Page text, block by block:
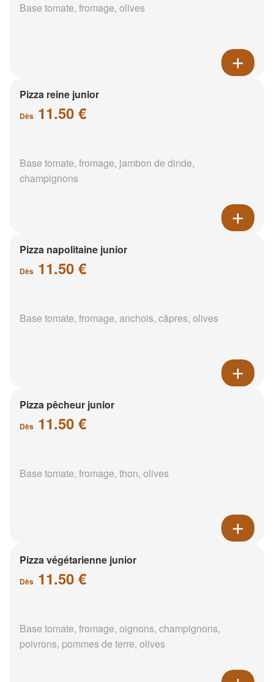
Base tomate, fromage, olives
Pizza reine junior
Dès 11.50 €
Base tomate, fromage, jambon de dinde,
champignons
Pizza napolitaine junior
Dès 11.50 €
Base tomate, fromage, anchois, câpres, olives
Pizza pêcheur junior
Dès 11.50 €
Base tomate, fromage, thon, olives
Pizza végétarienne junior
Dès 11.50 €
Base tomate, fromage, oignons, champignons,
poivrons, pommes de terre, olives